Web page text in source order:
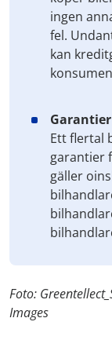
ingen
fel.
kan
Garantier
Ett flertal
garantier
gäller
Foto:
Images